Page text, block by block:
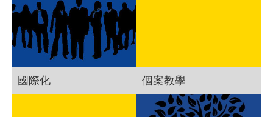
國際化 個案教學